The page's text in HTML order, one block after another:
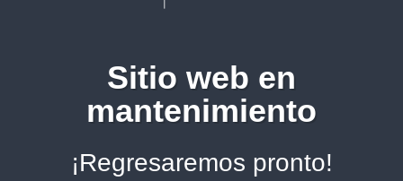
Sitio web en
mantenimiento
¡Regresaremos pronto!